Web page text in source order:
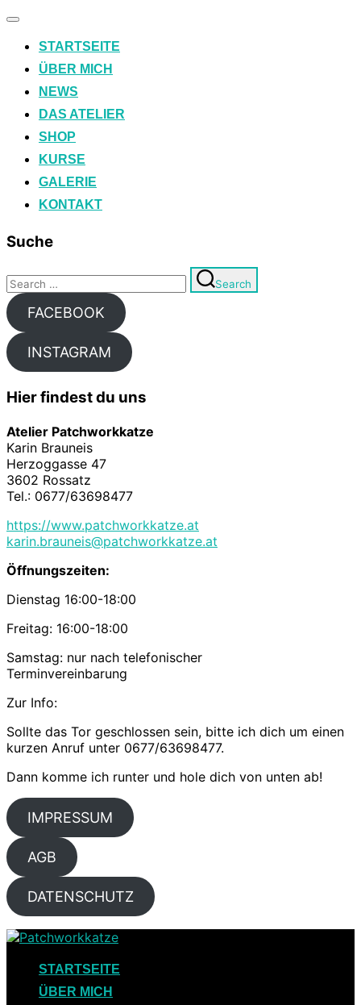
Toggle
STARTSEITE
ÜBER MICH
NEWS
DAS ATELIER
SHOP
KURSE
GALERIE
KONTAKT
Suche
Search
for:
Search
FACEBOOK
INSTAGRAM
Hier findest du uns
Atelier Patchworkkatze
Karin Brauneis
Herzoggasse 47
3602 Rossatz
Tel.: 0677/63698477
https://www.patchworkkatze.at
karin.brauneis@patchworkkatze.at
Öffnungszeiten:
Dienstag 16:00-18:00
Freitag: 16:00-18:00
Samstag: nur nach telefonischer
Terminvereinbarung
Zur Info:
Sollte das Tor geschlossen sein, bitte ich dich um einen
kurzen Anruf unter 0677/63698477.
Dann komme ich runter und hole dich von unten ab!
IMPRESSUM
AGB
DATENSCHUTZ
Skip
contentSTARTSEITE
ÜBER MICH